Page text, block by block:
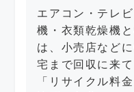
エアコン・テレ
機・衣類乾燥機
は、小売店など
宅まで回収に来
「リサイクル料